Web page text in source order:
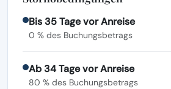
Bis 35 Tage vor Anreise
0 % des Buchungsbetrags
Ab 34 Tage vor Anreise
80 % des Buchungsbetrags